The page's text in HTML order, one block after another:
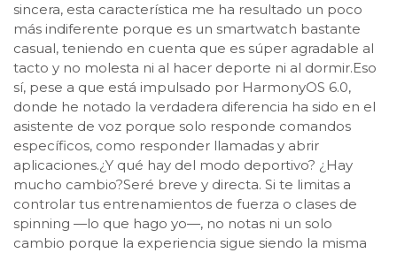
sincera, esta característica me ha resultado un poco
más indiferente porque es un smartwatch bastante
casual, teniendo en cuenta que es súper agradable al
tacto y no molesta ni al hacer deporte ni al dormir.Eso
sí, pese a que está impulsado por HarmonyOS 6.0,
donde he notado la verdadera diferencia ha sido en el
asistente de voz porque solo responde comandos
específicos, como responder llamadas y abrir
aplicaciones.¿Y qué hay del modo deportivo? ¿Hay
mucho cambio?Seré breve y directa. Si te limitas a
controlar tus entrenamientos de fuerza o clases de
spinning —lo que hago yo—, no notas ni un solo
cambio porque la experiencia sigue siendo la misma